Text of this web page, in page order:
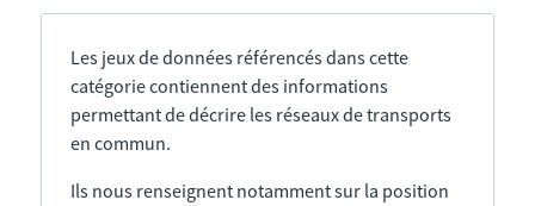
Les jeux de données référencés dans cette
catégorie contiennent des informations
permettant de décrire les réseaux de transports
en commun.
Ils nous renseignent notamment sur la position